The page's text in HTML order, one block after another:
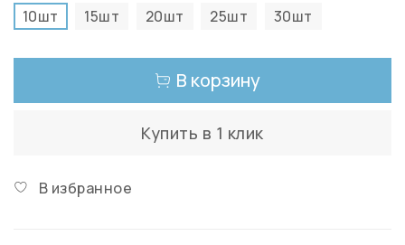
10шт 15шт 20шт 25шт 30шт
В корзину
Купить в 1 клик
В избранное